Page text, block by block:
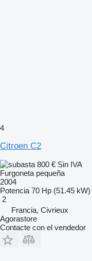
4
Citroen C2
800 € Sin IVA
Furgoneta pequeña
2004
Potencia 70 Hp (51.45 kW)
2
Francia, Civrieux
Agorastore
Contacte con el vendedor